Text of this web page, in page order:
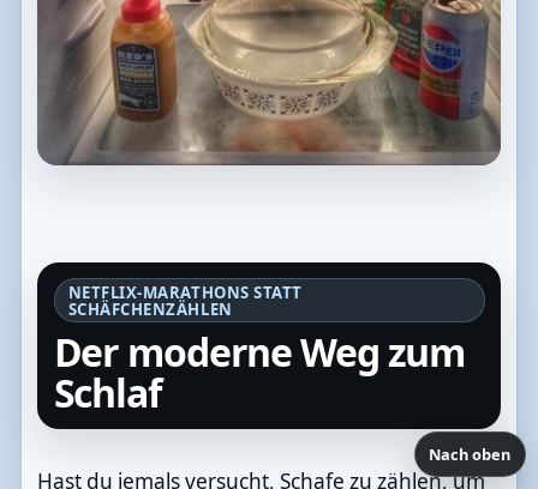
NETFLIX-MARATHONS STATT
SCHÄFCHENZÄHLEN
Der moderne Weg zum
Schlaf
Hast du jemals versucht, Schafe zu zählen, um
Nach oben